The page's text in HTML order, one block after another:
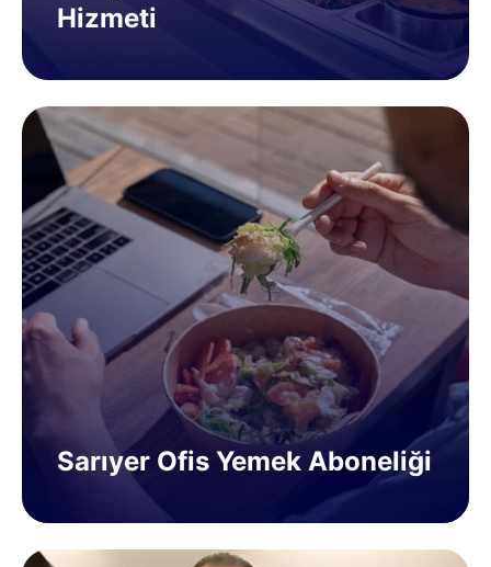
Hizmeti
Sarıyer Ofis Yemek Aboneliği